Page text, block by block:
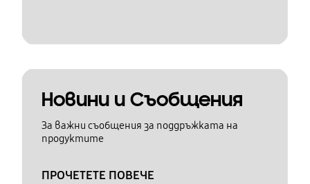
Новини и Съобщения
За важни съобщения за поддръжката на
продуктите
ПРОЧЕТЕТЕ ПОВЕЧЕ